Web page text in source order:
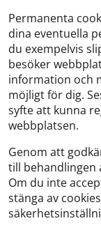
Permanenta
dina eventuella
du exempelvis
besöker
information och
möjligt för dig.
syfte att kunna
webbplatsen.
Genom att
till behandlingen
Om du inte
stänga av